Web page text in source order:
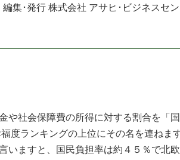
編集･発行 株式会社 アサヒ･ビジネスセ
や社会保障費の所得に対する割合を「
度ランキングの上位にその名を連ね
いますと、国民負担率は約４５％で